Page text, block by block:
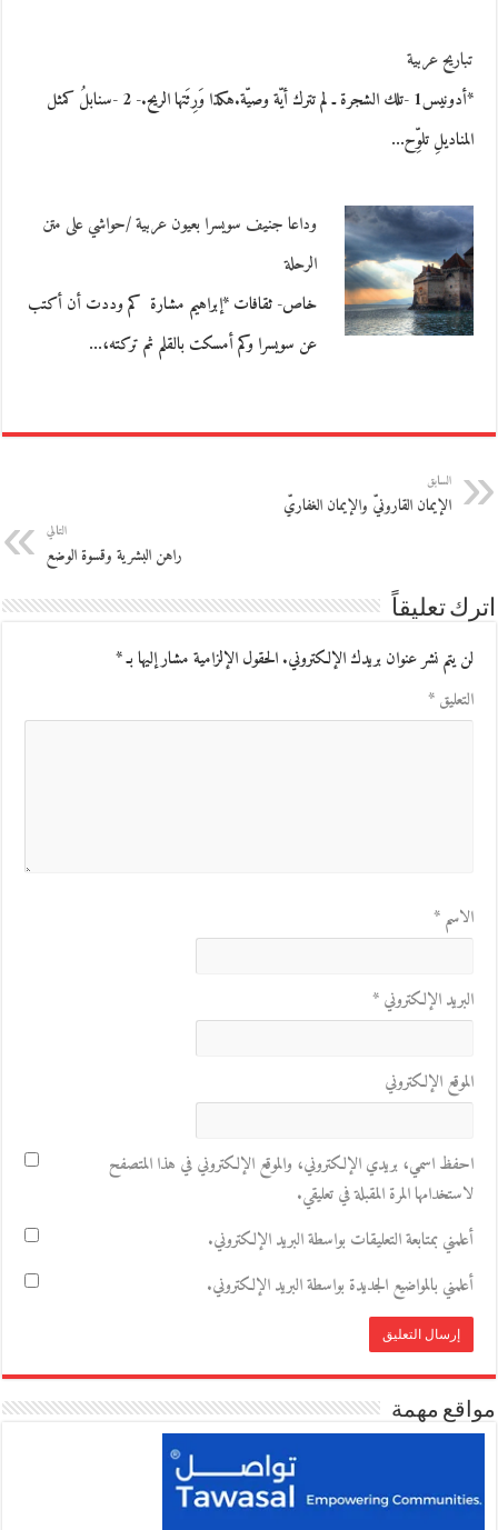
تباريح عربية
*أدونيس1 -تلك الشجرة ـ لم تترك أيّة وصيّة.هكذا وَرِثَتها الريح.- 2 -سنابلُ كمثل
المناديلِ تلوِّح…
وداعا جنيف سويسرا بعيون عربية /حواشي على متن
الرحلة
خاص- ثقافات *إبراهيم مشارة كم وددت أن أكتب
عن سويسرا وكم أمسكت بالقلم ثم تركته،…
السابق
الإيمان القارونيّ والإيمان الغفاريّ
التالي
راهن البشرية وقسوة الوضع
اترك تعليقاً
لن يتم نشر عنوان بريدك الإلكتروني.الحقول الإلزامية مشار إليها بـ*
التعليق*
الاسم*
البريد الإلكتروني*
الموقع الإلكتروني
احفظ اسمي، بريدي الإلكتروني، والموقع الإلكتروني في هذا المتصفح
لاستخدامها المرة المقبلة في تعليقي.
أعلمني بمتابعة التعليقات بواسطة البريد الإلكتروني.
أعلمني بالمواضيع الجديدة بواسطة البريد الإلكتروني.
مواقع مهمة